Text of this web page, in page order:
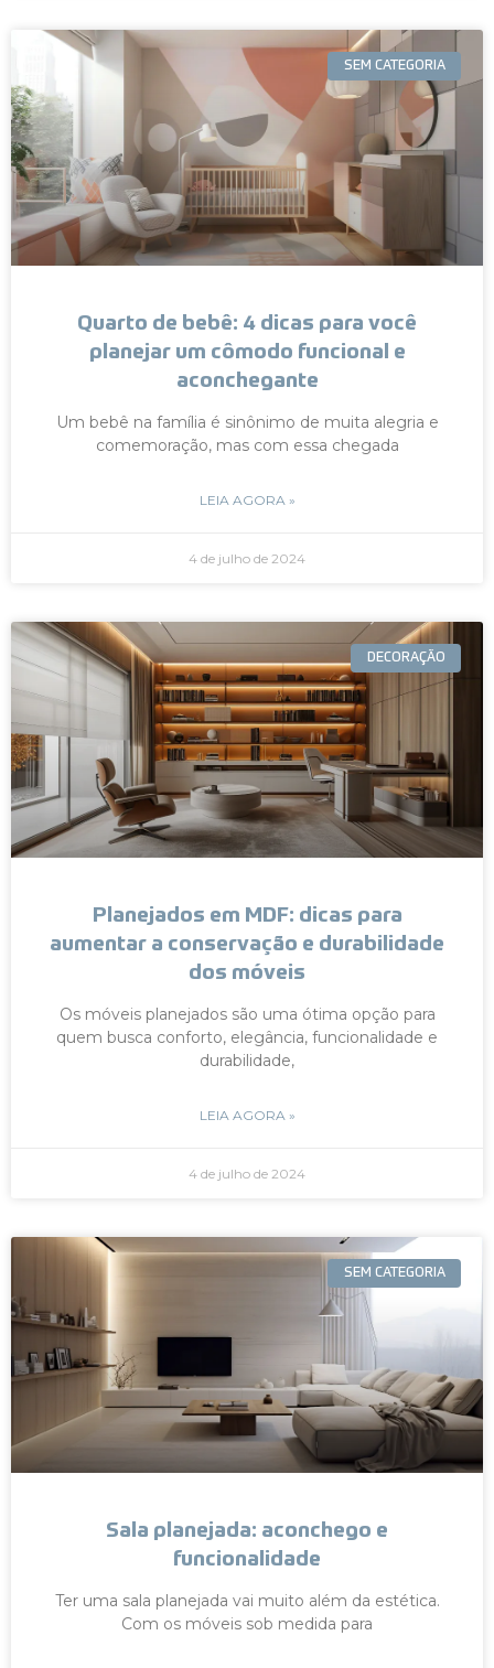
SEM CATEGORIA
Quarto de bebê: 4 dicas para você
planejar um cômodo funcional e
aconchegante
Um bebê na família é sinônimo de muita alegria e
comemoração, mas com essa chegada
LEIA AGORA »
4 de julho de 2024
DECORAÇÃO
Planejados em MDF: dicas para
aumentar a conservação e durabilidade
dos móveis
Os móveis planejados são uma ótima opção para
quem busca conforto, elegância, funcionalidade e
durabilidade,
LEIA AGORA »
4 de julho de 2024
SEM CATEGORIA
Sala planejada: aconchego e
funcionalidade
Ter uma sala planejada vai muito além da estética.
Com os móveis sob medida para